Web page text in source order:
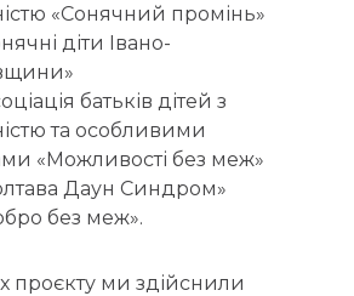
«Сонячний промінь»
та особливими
«Можливості без меж»
Даун Синдром»
без меж».
проєкту ми здійснили